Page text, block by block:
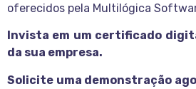
oferecidos pela Multilógica
Invista em um certificado
da sua empresa.
Solicite uma demonstração